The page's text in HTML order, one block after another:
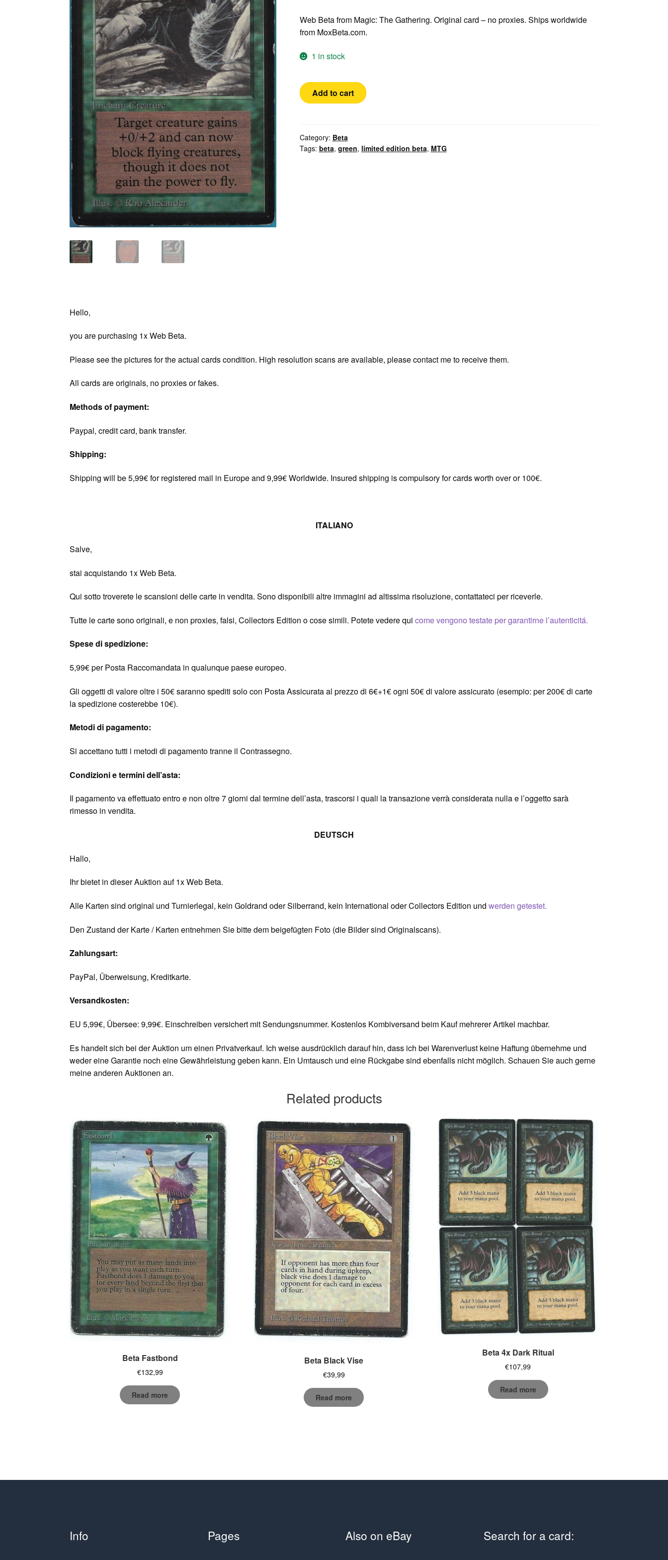
Web Beta from Magic: The Gathering. Original card – no proxies. Ships worldwide
from MoxBeta.com.
1 in stock
Beta
Web
Add to cart
Category: Beta
Tags: beta, green, limited edition beta, MTG
Hello,
you are purchasing 1x Web Beta.
Please see the pictures for the actual cards condition. High resolution scans are available, please contact me to receive them.
All cards are originals, no proxies or fakes.
Methods of payment:
Paypal, credit card, bank transfer.
Shipping:
Shipping will be 5,99€ for registered mail in Europe and 9,99€ Worldwide. Insured shipping is compulsory for cards worth over or 100€.
ITALIANO
Salve,
stai acquistando 1x Web Beta.
Qui sotto troverete le scansioni delle carte in vendita. Sono disponibili altre immagini ad altissima risoluzione, contattateci per riceverle.
Tutte le carte sono originali, e non proxies, falsi, Collectors Edition o cose simili. Potete vedere quicome vengono testate per garantirne l’autenticitá.
Spese di spedizione:
5,99€ per Posta Raccomandata in qualunque paese europeo.
Gli oggetti di valore oltre i 50€ saranno spediti solo con Posta Assicurata al prezzo di 6€+1€ ogni 50€ di valore assicurato (esempio: per 200€ di carte
la spedizione costerebbe 10€).
Metodi di pagamento:
Si accettano tutti i metodi di pagamento tranne il Contrassegno.
Condizioni e termini dell’asta:
Il pagamento va effettuato entro e non oltre 7 giorni dal termine dell’asta, trascorsi i quali la transazione verrà considerata nulla e l’oggetto sarà
rimesso in vendita.
DEUTSCH
Hallo,
Ihr bietet in dieser Auktion auf 1x Web Beta.
Alle Karten sind original und Turnierlegal, kein Goldrand oder Silberrand, kein International oder Collectors Edition undwerden getestet.
Den Zustand der Karte / Karten entnehmen Sie bitte dem beigefügten Foto (die Bilder sind Originalscans).
Zahlungsart:
PayPal, Überweisung, Kreditkarte.
Versandkosten:
EU 5,99€, Übersee: 9,99€. Einschreiben versichert mit Sendungsnummer. Kostenlos Kombiversand beim Kauf mehrerer Artikel machbar.
Es handelt sich bei der Auktion um einen Privatverkauf. Ich weise ausdrücklich darauf hin, dass ich bei Warenverlust keine Haftung übernehme und
weder eine Garantie noch eine Gewährleistung geben kann. Ein Umtausch und eine Rückgabe sind ebenfalls nicht möglich. Schauen Sie auch gerne
meine anderen Auktionen an.
Related products
Beta Fastbond
€132,99
Read more
Beta Black Vise
€39,99
Read more
Beta 4x Dark Ritual
€107,99
Read more
Info Pages Also on eBay Search for a card: